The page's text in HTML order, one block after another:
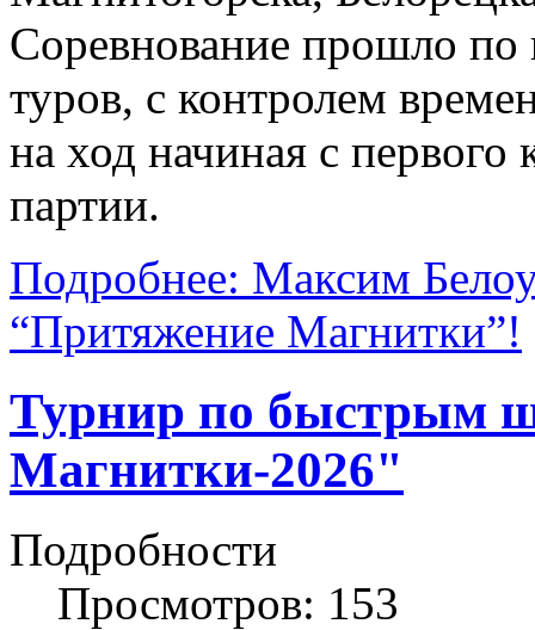
Соревнование прошло по
туров, с контролем
на ход начиная с
партии.
Подробнее: Максим
“Притяжение Магнитки”!
Турнир по быстрым
Магнитки-2026"
Подробности
Просмотров: 153